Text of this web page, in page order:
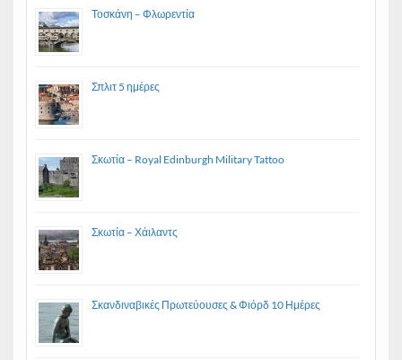
Τοσκάνη – Φλωρεντία
Σπλιτ 5 ημέρες
Σκωτία – Royal Edinburgh Military Tattoo
Σκωτία – Χάιλαντς
Σκανδιναβικές Πρωτεύουσες & Φιόρδ 10 Ημέρες